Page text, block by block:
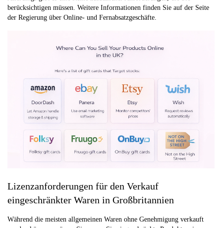
berücksichtigen müssen. Weitere Informationen finden Sie auf der Seite
der Regierung über Online- und Fernabsatzgeschäfte.
Lizenzanforderungen für den Verkauf
eingeschränkter Waren in Großbritannien
Während die meisten allgemeinen Waren ohne Genehmigung verkauft